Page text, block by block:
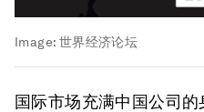
Image: 世界经济论坛
国际市场充满中国公司